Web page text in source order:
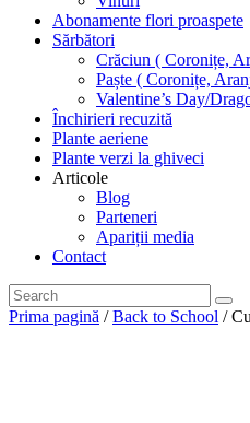
Abonamente flori proaspete
Sărbători
Crăciun ( Coronițe,
Paște ( Coronițe,
Valentine’s Day/
Închirieri recuzită
Plante aeriene
Plante verzi la ghiveci
Articole
Blog
Parteneri
Apariții media
Contact
Prima pagină /Back to School /